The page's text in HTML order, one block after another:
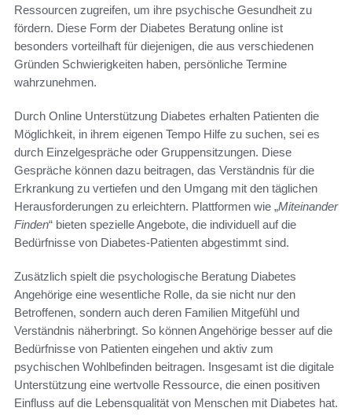
Ressourcen zugreifen, um ihre psychische Gesundheit zu
fördern. Diese Form der Diabetes Beratung online ist
besonders vorteilhaft für diejenigen, die aus verschiedenen
Gründen Schwierigkeiten haben, persönliche Termine
wahrzunehmen.
Durch Online Unterstützung Diabetes erhalten Patienten die
Möglichkeit, in ihrem eigenen Tempo Hilfe zu suchen, sei es
durch Einzelgespräche oder Gruppensitzungen. Diese
Gespräche können dazu beitragen, das Verständnis für die
Erkrankung zu vertiefen und den Umgang mit den täglichen
Herausforderungen zu erleichtern. Plattformen wie „Miteinander
Finden“ bieten spezielle Angebote, die individuell auf die
Bedürfnisse von Diabetes-Patienten abgestimmt sind.
Zusätzlich spielt die psychologische Beratung Diabetes
Angehörige eine wesentliche Rolle, da sie nicht nur den
Betroffenen, sondern auch deren Familien Mitgefühl und
Verständnis näherbringt. So können Angehörige besser auf die
Bedürfnisse von Patienten eingehen und aktiv zum
psychischen Wohlbefinden beitragen. Insgesamt ist die digitale
Unterstützung eine wertvolle Ressource, die einen positiven
Einfluss auf die Lebensqualität von Menschen mit Diabetes hat.